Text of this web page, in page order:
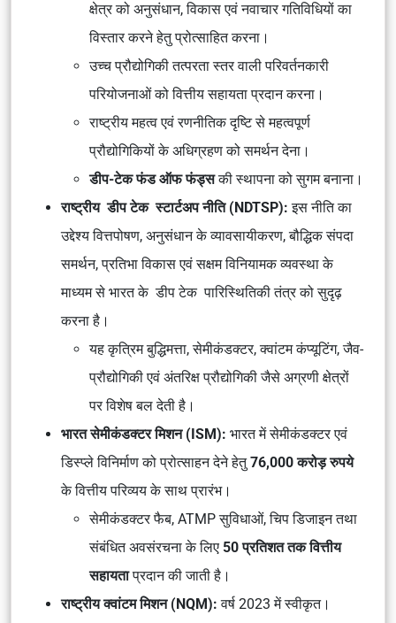
क्षेत्र को अनुसंधान, विकास एवं नवाचार गतिविधियों का
विस्तार करने हेतु प्रोत्साहित करना।
उच्च प्रौद्योगिकी तत्परता स्तर वाली परिवर्तनकारी
परियोजनाओं को वित्तीय सहायता प्रदान करना।
राष्ट्रीय महत्व एवं रणनीतिक दृष्टि से महत्वपूर्ण
प्रौद्योगिकियों के अधिग्रहण को समर्थन देना।
डीप-टेक फंड ऑफ फंड्सकी स्थापना को सुगम बनाना।
राष्ट्रीय डीप टेक स्टार्टअप नीति (NDTSP):इस नीति का
उद्देश्य वित्तपोषण, अनुसंधान के व्यावसायीकरण, बौद्धिक संपदा
समर्थन, प्रतिभा विकास एवं सक्षम विनियामक व्यवस्था के
माध्यम से भारत के डीप टेक पारिस्थितिकी तंत्र को सुदृढ़
करना है।
यह कृत्रिम बुद्धिमत्ता, सेमीकंडक्टर, क्वांटम कंप्यूटिंग, जैव-
प्रौद्योगिकी एवं अंतरिक्ष प्रौद्योगिकी जैसे अग्रणी क्षेत्रों
पर विशेष बल देती है।
भारत सेमीकंडक्टर मिशन (ISM): भारत में सेमीकंडक्टर एवं
डिस्प्ले विनिर्माण को प्रोत्साहन देने हेतु76,000 करोड़ रुपये
के वित्तीय परिव्यय के साथ प्रारंभ।
सेमीकंडक्टर फैब, ATMP सुविधाओं, चिप डिजाइन तथा
संबंधित अवसंरचना के लिए 50 प्रतिशत तक वित्तीय
सहायताप्रदान की जाती है।
राष्ट्रीय क्वांटम मिशन (NQM):वर्ष 2023 में स्वीकृत।